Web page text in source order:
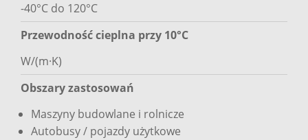
-40°C do 120°C
Przewodność cieplna przy 10°C
W/(m·K)
Obszary zastosowań
Maszyny budowlane i rolnicze
Autobusy / pojazdy użytkowe